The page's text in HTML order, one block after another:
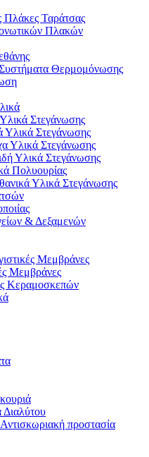
Πλάκες Ταράτσας
Πλακών
Θερμομόνωσης
Στεγάνωσης
Υλικά Στεγάνωσης
Υλικά Στεγάνωσης
Υλικά Στεγάνωσης
Πολυουρίας
Υλικά Στεγάνωσης
& Δεξαμενών
Μεμβράνες
Μεμβράνες
Κεραμοσκεπών
προστασία